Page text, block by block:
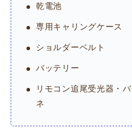
乾電池
専用キャリングケース
ショルダーベルト
バッテリー
リモコン追尾受光器・
ネ